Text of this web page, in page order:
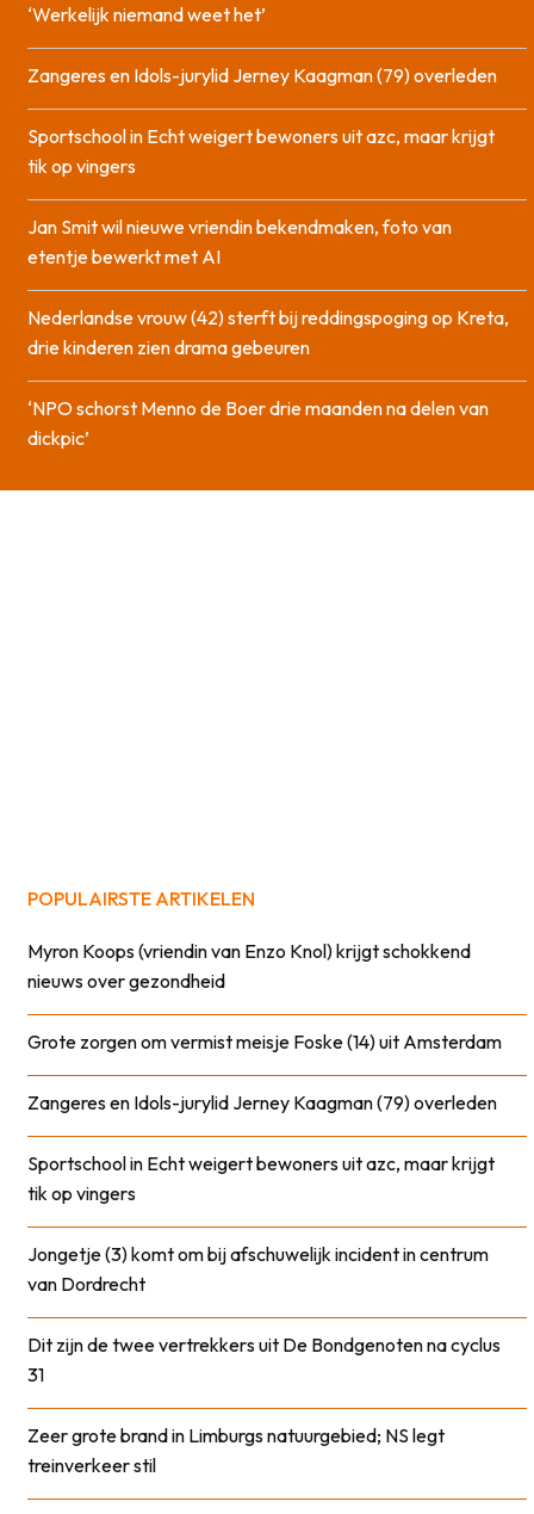
‘Werkelijk niemand weet het’
Zangeres en Idols-jurylid Jerney Kaagman (79) overleden
Sportschool in Echt weigert bewoners uit azc, maar krijgt
tik op vingers
Jan Smit wil nieuwe vriendin bekendmaken, foto van
etentje bewerkt met AI
Nederlandse vrouw (42) sterft bij reddingspoging op Kreta,
drie kinderen zien drama gebeuren
‘NPO schorst Menno de Boer drie maanden na delen van
dickpic’
POPULAIRSTE ARTIKELEN
Myron Koops (vriendin van Enzo Knol) krijgt schokkend
nieuws over gezondheid
Grote zorgen om vermist meisje Foske (14) uit Amsterdam
Zangeres en Idols-jurylid Jerney Kaagman (79) overleden
Sportschool in Echt weigert bewoners uit azc, maar krijgt
tik op vingers
Jongetje (3) komt om bij afschuwelijk incident in centrum
van Dordrecht
Dit zijn de twee vertrekkers uit De Bondgenoten na cyclus
31
Zeer grote brand in Limburgs natuurgebied; NS legt
treinverkeer stil